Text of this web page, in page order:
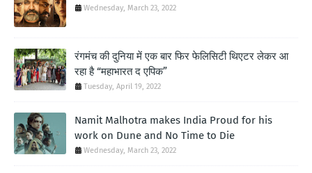
Wednesday, March 23, 2022
रंगमंच की दुनिया में एक बार फिर फेलिसिटी थिएटर लेकर आ
रहा है “महाभारत द एपिक”
Tuesday, April 19, 2022
Namit Malhotra makes India Proud for his
work on Dune and No Time to Die
Wednesday, March 23, 2022